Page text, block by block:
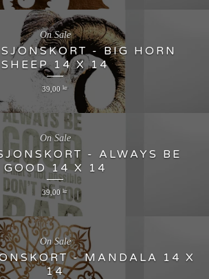
- BIG HORN
SHEEP 14 X 14
39,00 kr
On Sale
- ALWAYS BE
GOOD 14 X 14
39,00 kr
On Sale
- MANDALA 14 X
14
On Sale